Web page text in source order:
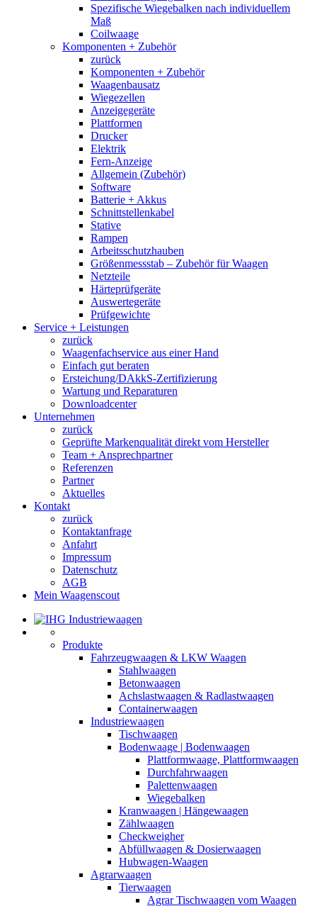
Spezifische Wiegebalken nach individuellem
Maß
Coilwaage
Komponenten + Zubehör
zurück
Komponenten + Zubehör
Waagenbausatz
Wiegezellen
Anzeigegeräte
Plattformen
Drucker
Elektrik
Fern-Anzeige
Allgemein (Zubehör)
Software
Batterie + Akkus
Schnittstellenkabel
Stative
Rampen
Arbeitsschutzhauben
Größenmessstab – Zubehör für Waagen
Netzteile
Härteprüfgeräte
Auswertegeräte
Prüfgewichte
Service + Leistungen
zurück
Waagenfachservice aus einer Hand
Einfach gut beraten
Ersteichung/DAkkS-Zertifizierung
Wartung und Reparaturen
Downloadcenter
Unternehmen
zurück
Geprüfte Markenqualität direkt vom Hersteller
Team + Ansprechpartner
Referenzen
Partner
Aktuelles
Kontakt
zurück
Kontaktanfrage
Anfahrt
Impressum
Datenschutz
AGB
Mein Waagenscout
Produkte
Fahrzeugwaagen & LKW Waagen
Stahlwaagen
Betonwaagen
Achslastwaagen & Radlastwaagen
Containerwaagen
Industriewaagen
Tischwaagen
Bodenwaage | Bodenwaagen
Plattformwaage, Plattformwaagen
Durchfahrwaagen
Palettenwaagen
Wiegebalken
Kranwaagen | Hängewaagen
Zählwaagen
Checkweigher
Abfüllwaagen & Dosierwaagen
Hubwagen-Waagen
Agrarwaagen
Tierwaagen
Agrar Tischwaagen vom Waagen